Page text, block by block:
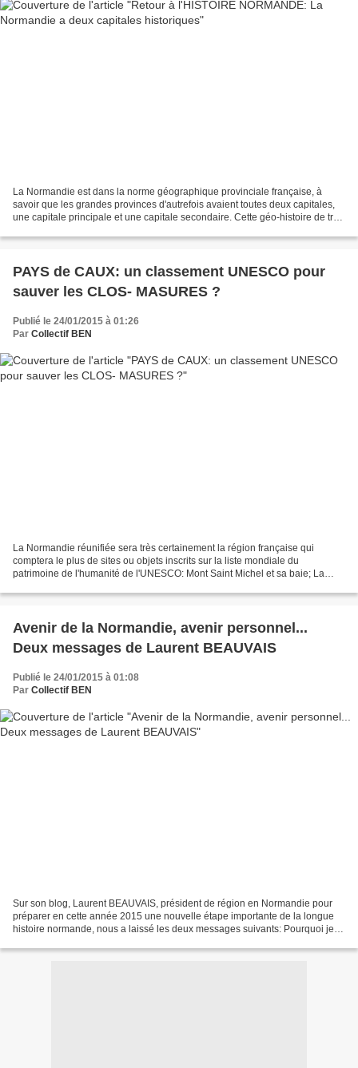
La Normandie est dans la norme géographique provinciale française, à
savoir que les grandes provinces d'autrefois avaient toutes deux capitales,
une capitale principale et une capitale secondaire. Cette géo-histoire de très
PAYS de CAUX: un classement UNESCO pour
sauver les CLOS- MASURES ?
Publié le 24/01/2015 à 01:26
Par Collectif BEN
La Normandie réunifiée sera très certainement la région française qui
comptera le plus de sites ou objets inscrits sur la liste mondiale du
patrimoine de l'humanité de l'UNESCO: Mont Saint Michel et sa baie; La
Avenir de la Normandie, avenir personnel...
Deux messages de Laurent BEAUVAIS
Publié le 24/01/2015 à 01:08
Par Collectif BEN
Sur son blog, Laurent BEAUVAIS, président de région en Normandie pour
préparer en cette année 2015 une nouvelle étape importante de la longue
histoire normande, nous a laissé les deux messages suivants: Pourquoi je